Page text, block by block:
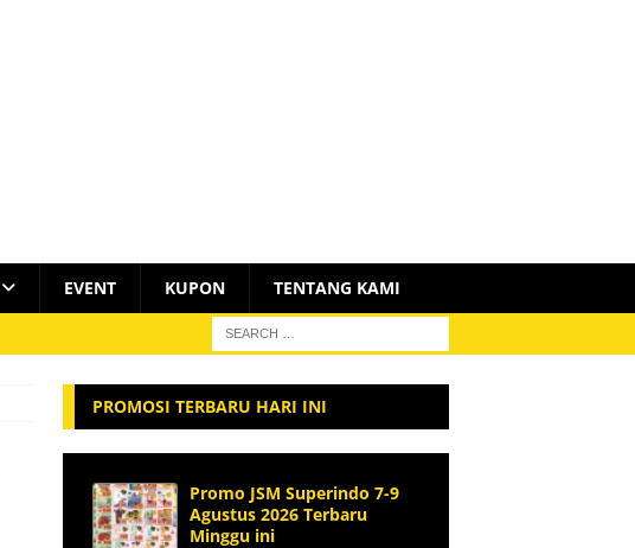
EVENT KUPON TENTANG KAMI
PROMOSI TERBARU HARI INI
Promo JSM Superindo 7-9
Agustus 2026 Terbaru
Minggu ini